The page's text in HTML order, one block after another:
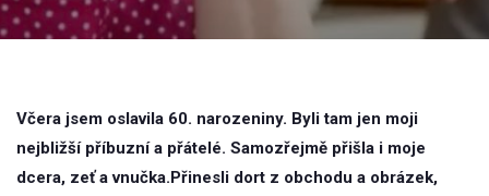
Včera jsem oslavila 60. narozeniny. Byli tam jen moji
nejbližší příbuzní a přátelé. Samozřejmě přišla i moje
dcera, zeť a vnučka.Přinesli dort z obchodu a obrázek,